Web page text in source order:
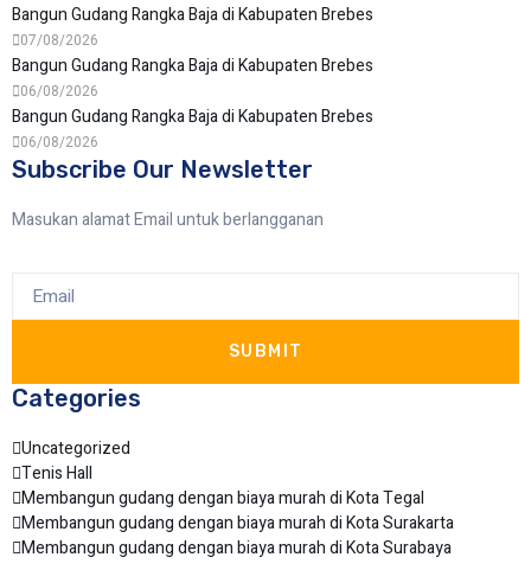
Bangun Gudang Rangka Baja di Kabupaten Brebes
07/08/2026
Bangun Gudang Rangka Baja di Kabupaten Brebes
06/08/2026
Bangun Gudang Rangka Baja di Kabupaten Brebes
06/08/2026
Subscribe Our Newsletter
Masukan alamat Email untuk berlangganan
SUBMIT
Categories
Uncategorized
Tenis Hall
Membangun gudang dengan biaya murah di Kota Tegal
Membangun gudang dengan biaya murah di Kota Surakarta
Membangun gudang dengan biaya murah di Kota Surabaya